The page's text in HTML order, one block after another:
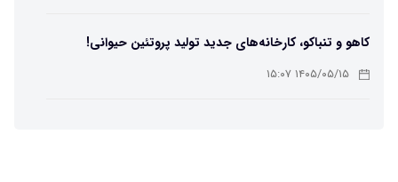
کاهو و تنباکو، کارخانه‌های جدید تولید پروتئین حیوانی!
۱۴۰۵/۰۵/۱۵ ۱۵:۰۷